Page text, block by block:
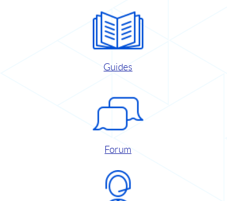
Guides
Forum